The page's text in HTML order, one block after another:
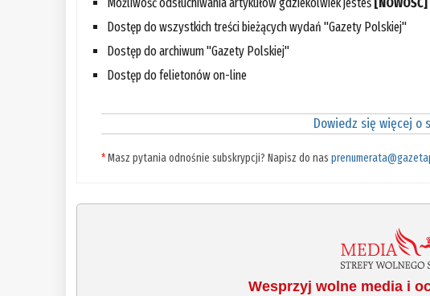
Możliwość odsłuchiwania artykułów gdziekolwiek jesteś [NOWOŚĆ]
Dostęp do wszystkich treści bieżących wydań "Gazety Polskiej"
Dostęp do archiwum "Gazety Polskiej"
Dostęp do felietonów on-line
Dowiedz się więcej o
*Masz pytania odnośnie subskrypcji? Napisz do nas
Wesprzyj wolne media i